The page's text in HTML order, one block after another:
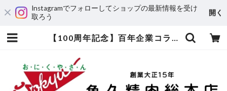
Instagramでフォローしてショップの最新情報を受け
取ろう
開く
【100周年記念】百年企業コラボ‐お肉と発酵‐ | 魚久精肉総本店